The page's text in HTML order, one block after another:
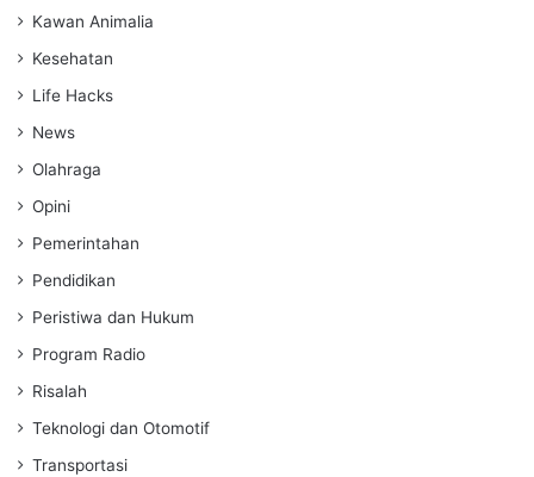
Kawan Animalia
Kesehatan
Life Hacks
News
Olahraga
Opini
Pemerintahan
Pendidikan
Peristiwa dan Hukum
Program Radio
Risalah
Teknologi dan Otomotif
Transportasi